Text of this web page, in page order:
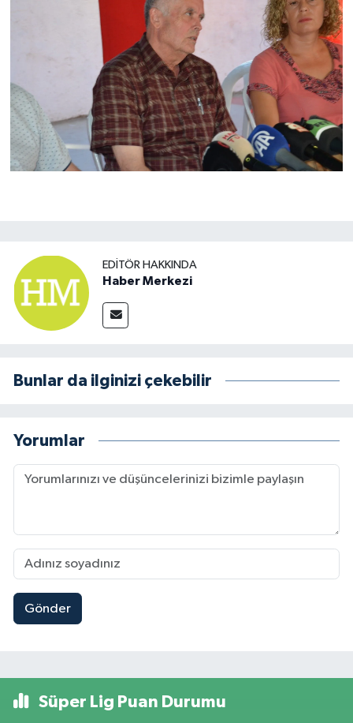
EDITÖR HAKKINDA
Haber Merkezi
Bunlar da ilginizi çekebilir
Yorumlar
Gönder
Süper Lig Puan Durumu